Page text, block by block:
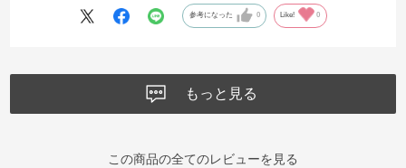
参考になった 0 Like! 0
もっと見る
この商品の全てのレビューを見る